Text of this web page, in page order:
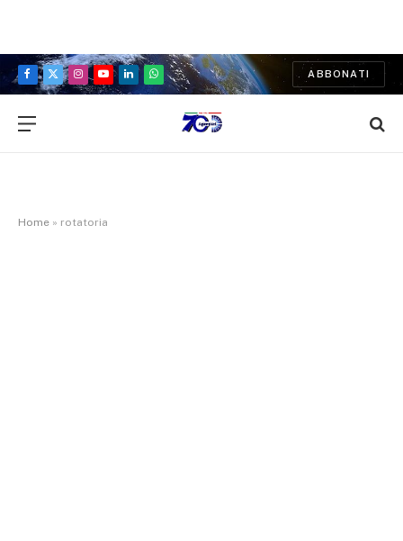
Facebook
X
Instagram
YouTubeLinkedInWhatsApp
ABBONATI
Home » rotatoria